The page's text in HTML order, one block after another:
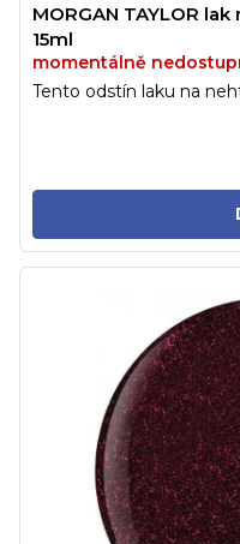
MORGAN TAYLOR
15ml
momentálně
Tento odstín laku na